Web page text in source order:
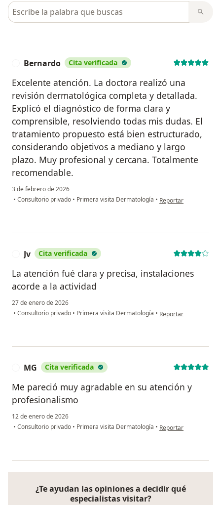
Busca en opiniones
Bernardo Cita verificada
Excelente atención. La doctora realizó una
revisión dermatológica completa y detallada.
Explicó el diagnóstico de forma clara y
comprensible, resolviendo todas mis dudas. El
tratamiento propuesto está bien estructurado,
considerando objetivos a mediano y largo
plazo. Muy profesional y cercana. Totalmente
recomendable.
3 de febrero de 2026
• Consultorio privado • Primera visita Dermatología • en opinión del
Reportar
Jv Cita verificada
La atención fué clara y precisa, instalaciones
acorde a la actividad
27 de enero de 2026
• Consultorio privado • Primera visita Dermatología • en opinión del usuario
Reportar
MG Cita verificada
Me pareció muy agradable en su atención y
profesionalismo
12 de enero de 2026
• Consultorio privado • Primera visita Dermatología • en opinión del usuario
Reportar
¿Te ayudan las opiniones a decidir qué
especialistas visitar?